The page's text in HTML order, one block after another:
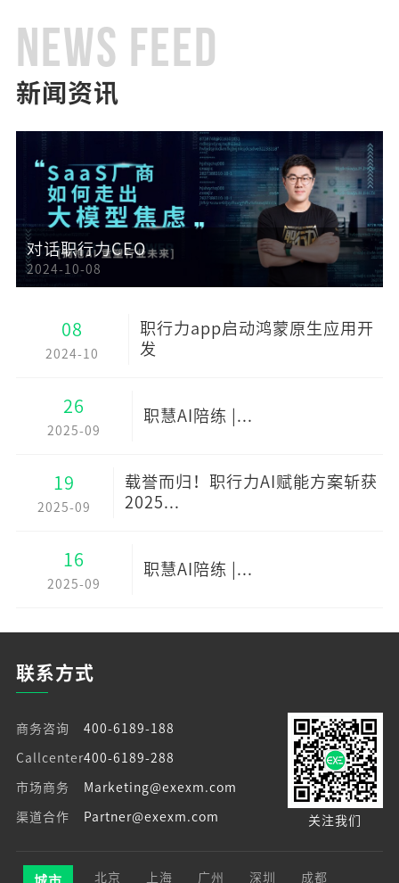
NEWS FEED
新闻资讯
对话职行力CEO
2024-10-08
08
2024-10
职行力app启动鸿蒙原生应用开
发
26
2025-09
职慧AI陪练 |...
19
2025-09
载誉而归！职行力AI赋能方案斩获
2025...
16
2025-09
职慧AI陪练 |...
联系方式
商务咨询 400-6189-188
Callcenter400-6189-288
市场商务 Marketing@exexm.com
渠道合作 Partner@exexm.com 关注我们
北京 上海 广州 深圳 成都